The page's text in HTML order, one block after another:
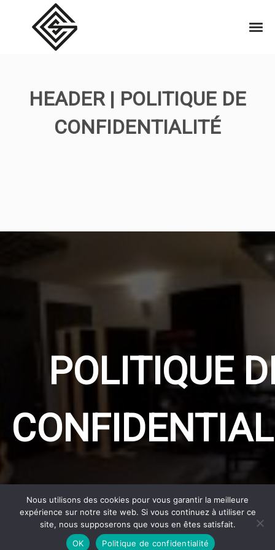
HEADER | POLITIQUE DE
CONFIDENTIALITÉ
POLITIQUE
Nous utilisons des cookies pour vous garantir la meilleure
expérience sur notre site web. Si vous continuez à utiliser ce
site, nous supposerons que vous en êtes satisfait.
OK
Politique de confidentialité